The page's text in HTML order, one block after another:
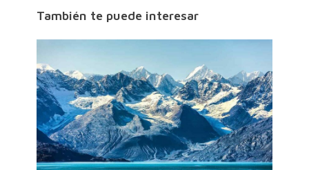
También te puede interesar